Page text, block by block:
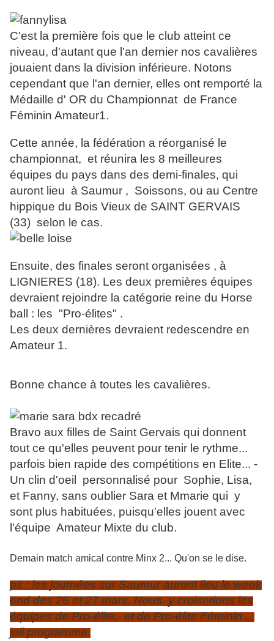
C'est la première fois que le club atteint ce
niveau, d'autant que l'an dernier nos cavalières
jouaient dans la division inférieure. Notons
cependant que l'an dernier, elles ont remporté la
Médaille d' OR du Championnat de France
Féminin Amateur1.
Cette année, la fédération a réorganisé le
championnat, et réunira les 8 meilleures
équipes du pays dans des demi-finales, qui
auront lieu à Saumur , Soissons, ou au Centre
hippique du Bois Vieux de SAINT GERVAIS
(33) selon le cas.
Ensuite, des finales seront organisées , à
LIGNIERES (18). Les deux premières équipes
devraient rejoindre la catégorie reine du Horse
ball : les "Pro-élites" .
Les deux dernières devraient redescendre en
Amateur 1.
Bonne chance à toutes les cavalières.
Bravo aux filles de Saint Gervais qui donnent
tout ce qu'elles peuvent pour tenir le rythme...
parfois bien rapide des compétitions en Elite... -
Un clin d'oeil personnalisé pour Sophie, Lisa,
et Fanny, sans oublier Sara et Mmarie qui y
sont plus habituées, puisqu'elles jouent avec
l'équipe Amateur Mixte du club.
Demain match amical contre Minx 2... Qu'on se le dise.
ps : les journées sur Saumur auront lieu le week
end des 26 et 27 mars. Nous y croiserions les
équipes de Pro-élite, et de Pro-élite Féminin ...
joli programme.